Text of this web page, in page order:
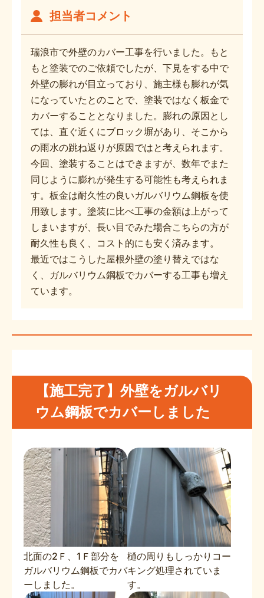
担当者コメント
瑞浪市で外壁のカバー工事を行いました。もと
もと塗装でのご依頼でしたが、下見をする中で
外壁の膨れが目立っており、施主様も膨れが気
になっていたとのことで、塗装ではなく板金で
カバーすることとなりました。膨れの原因とし
ては、直ぐ近くにブロック塀があり、そこから
の雨水の跳ね返りが原因ではと考えられます。
今回、塗装することはできますが、数年でまた
同じように膨れが発生する可能性も考えられま
す。板金は耐久性の良いガルバリウム鋼板を使
用致します。塗装に比べ工事の金額は上がって
しまいますが、長い目でみた場合こちらの方が
耐久性も良く、コスト的にも安く済みます。
最近ではこうした屋根外壁の塗り替えではな
く、ガルバリウム鋼板でカバーする工事も増え
ています。
【施工完了】外壁をガルバリ
ウム鋼板でカバーしました
北面の2Ｆ、1Ｆ部分を
ガルバリウム鋼板でカバ
ーしました。
樋の周りもしっかりコー
キング処理されていま
す。